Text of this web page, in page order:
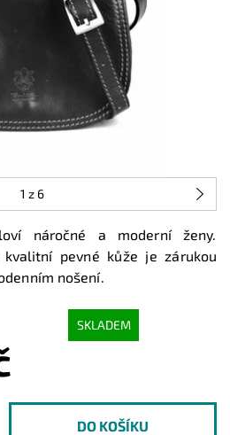
1 z 6
náročné a moderní ženy.
pevné kůže je zárukou
nošení.
SKLADEM